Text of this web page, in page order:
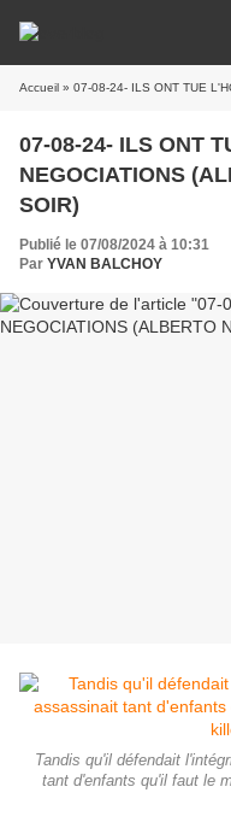
Accueil » 07-08-24- ILS ONT TUE
07-08-24- ILS ONT
NEGOCIATIONS
SOIR)
Publié le 07/08/2024 à 10:31
Par YVAN BALCHOY
Tandis qu'il défendait
tant d'enfants qu'il faut le